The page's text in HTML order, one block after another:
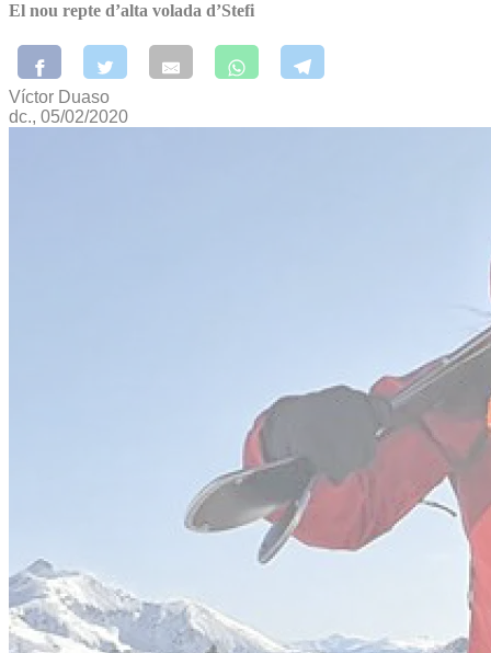
El nou repte d’alta volada d’Stefi
Víctor Duaso
dc., 05/02/2020